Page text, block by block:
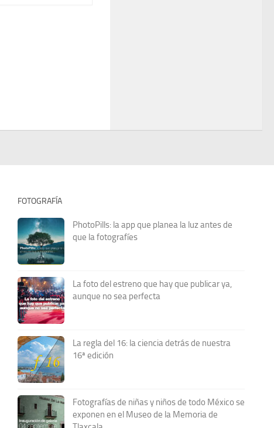
FOTOGRAFÍA
PhotoPills: la app que planea la luz antes de
que la fotografíes
La foto del estreno que hay que publicar ya,
aunque no sea perfecta
La regla del 16: la ciencia detrás de nuestra
16ª edición
Fotografías de niñas y niños de todo México se
exponen en el Museo de la Memoria de